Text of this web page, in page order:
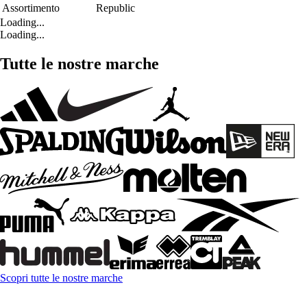
Assortimento
Republic
Loading...
Loading...
Tutte le nostre marche
Scopri tutte le nostre marche